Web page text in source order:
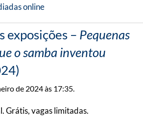
online
exposições – Pequenas
o samba inventou
de 2024 às 17:35.
Grátis, vagas limitadas.